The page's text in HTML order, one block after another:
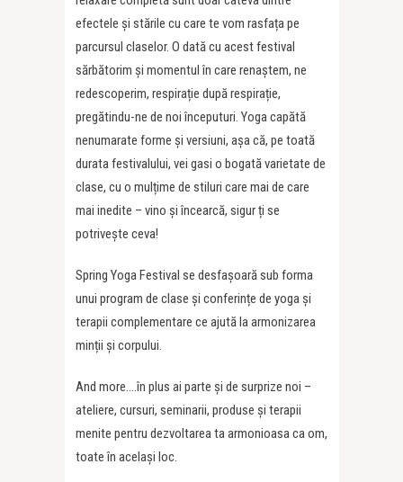
efectele și stările cu care te vom rasfața pe
parcursul claselor. O dată cu acest festival
sărbătorim și momentul în care renaștem, ne
redescoperim, respirație după respirație,
pregătindu-ne de noi începuturi. Yoga capătă
nenumarate forme și versiuni, așa că, pe toată
durata festivalului, vei gasi o bogată varietate de
clase, cu o mulțime de stiluri care mai de care
mai inedite – vino și încearcă, sigur ți se
potrivește ceva!
Spring Yoga Festival se desfașoară sub forma
unui program de clase și conferințe de yoga și
terapii complementare ce ajută la armonizarea
minții și corpului.
And more….în plus ai parte și de surprize noi –
ateliere, cursuri, seminarii, produse și terapii
menite pentru dezvoltarea ta armonioasa ca om,
toate în același loc.